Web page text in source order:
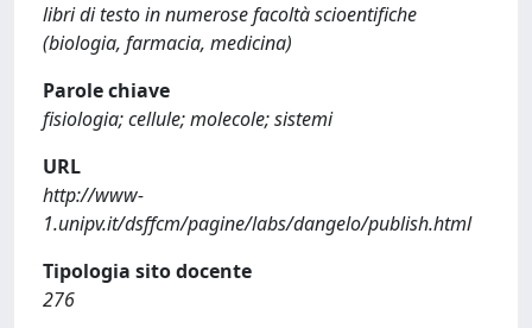
libri di testo in numerose facoltà scioentifiche
(biologia, farmacia, medicina)
Parole chiave
fisiologia; cellule; molecole; sistemi
URL
http://www-
1.unipv.it/dsffcm/pagine/labs/dangelo/publish.html
Tipologia sito docente
276